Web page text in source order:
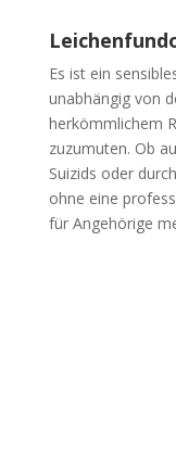
Es ist ein
unabhängig von
herkömmlichem
zuzumuten. Ob
Suizids oder
ohne eine
für Angehörige